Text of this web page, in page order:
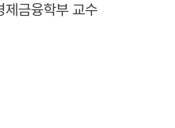
제금융학부 교수